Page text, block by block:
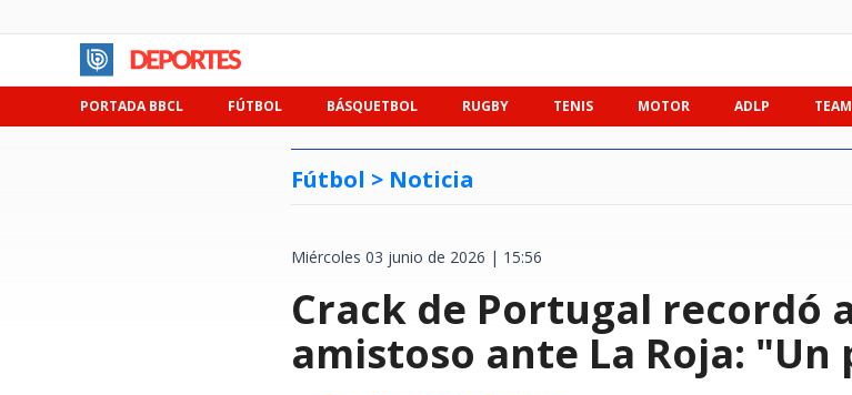
PORTADA BBCL FÚTBOL BÁSQUETBOL RUGBY TENIS MOTOR ADLP
Fútbol > Noticia
Miércoles 03 junio de 2026 | 15:56
Crack de Portugal recordó
amistoso ante La Roja: